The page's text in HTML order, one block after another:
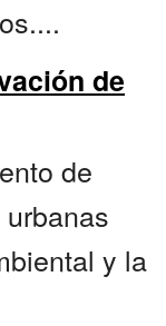
de
de
y la